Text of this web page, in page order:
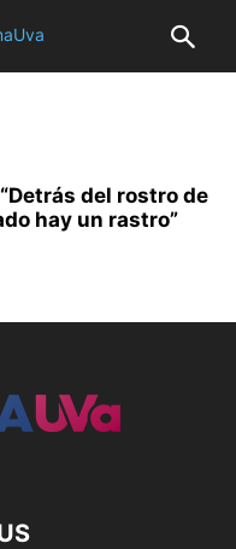
del rostro de
hay un rastro”